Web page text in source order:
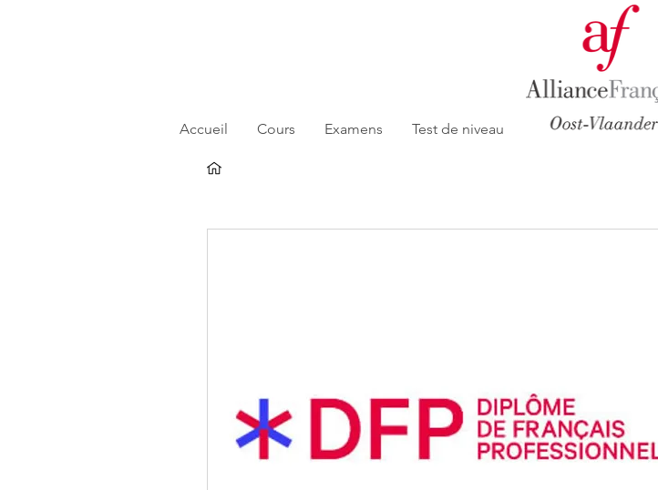
Accueil Cours Examens Test de niveau